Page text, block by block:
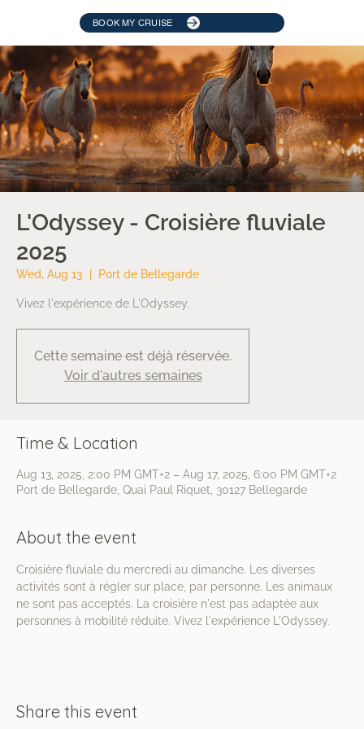
BOOK MY CRUISE
L'Odyssey - Croisière fluviale
2025
Wed, Aug 13 Port de Bellegarde
Vivez l'expérience de L'Odyssey.
Cette semaine est déjà réservée.
Voir d'autres semaines
Time & Location
Aug 13, 2025, 2:00 PM GMT+2 – Aug 17, 2025, 6:00 PM GMT+2
Port de Bellegarde, Quai Paul Riquet, 30127 Bellegarde
About the event
Croisière fluviale du mercredi au dimanche. Les diverses
activités sont à régler sur place, par personne. Les animaux
ne sont pas acceptés. La croisière n'est pas adaptée aux
personnes à mobilité réduite. Vivez l'expérience L'Odyssey.
Share this event